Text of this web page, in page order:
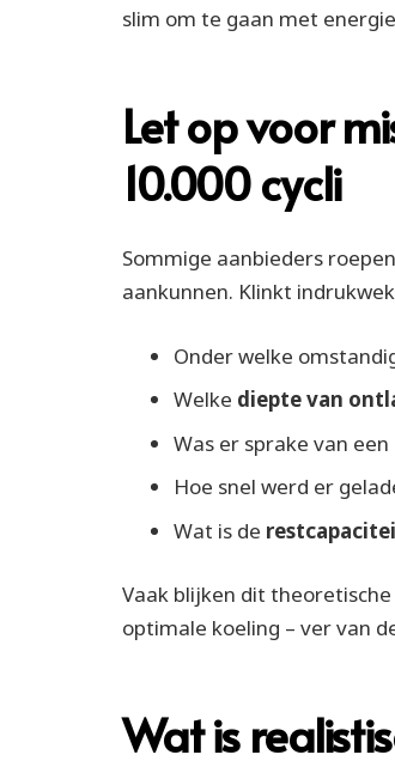
slim om te gaan met
Let op voor
10.000 cycli
Sommige aanbieders
aankunnen. Klinkt
Onder welke
Welke diepte van
Was er sprake van
Hoe snel werd er
Wat is de
Vaak blijken dit
optimale koeling – ver van
Wat is